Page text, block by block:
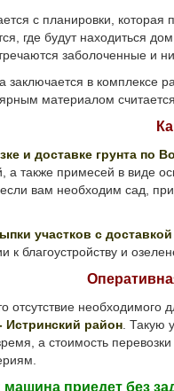
с планировки,
где будут находиться
заболоченные и
в комплексе
материалом считается
и доставке грунта по
а также примесей в виде
вам необходим сад,
участков с
к благоустройству и
необходимого
Истринский район . Такую
а стоимость
приедет без